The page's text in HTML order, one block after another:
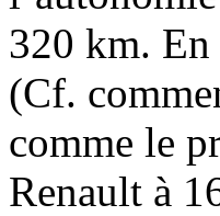
320 km.
(Cf.
comme le
Renault à